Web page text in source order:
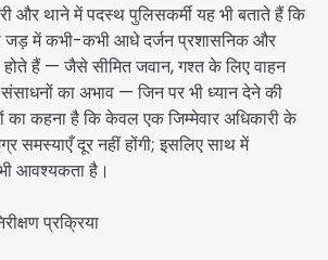
और थाने में पदस्थ पुलिसकर्मी यह भी बताते हैं कि
जड़ में कभी-कभी आधे दर्जन प्रशासनिक और
होते हैं — जैसे सीमित जवान, गश्त के लिए वाहन
का अभाव — जिन पर भी ध्यान देने की
का कहना है कि केवल एक जिम्मेवार अधिकारी के
समस्याएँ दूर नहीं होंगी; इसलिए साथ में
आवश्यकता है।
प्रक्रिया